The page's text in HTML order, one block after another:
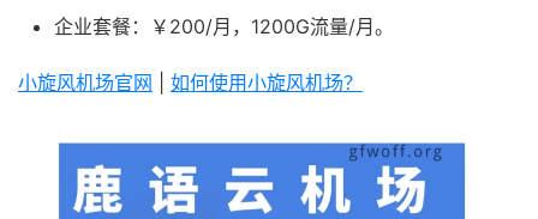
企业套餐：￥200/月，1200G流量/月。
小旋风机场官网 如何使用小旋风机场？